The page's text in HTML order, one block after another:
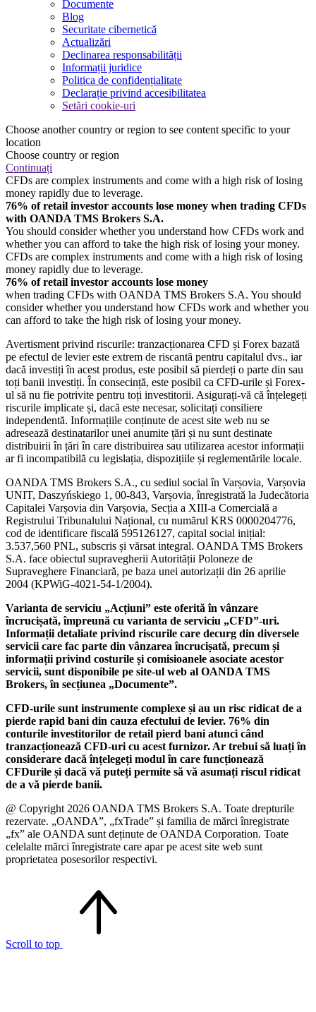
Documente
Blog
Securitate cibernetică
Actualizări
Declinarea responsabilității
Informații juridice
Politica de confidențialitate
Declarație privind accesibilitatea
Setări cookie-uri
Choose another country or region to see content specific to your
location
Choose country or region
Continuați
CFDs are complex instruments and come with a high risk of losing
money rapidly due to leverage.
76% of retail investor accounts lose money when trading CFDs
with OANDA TMS Brokers S.A.
You should consider whether you understand how CFDs work and
whether you can afford to take the high risk of losing your money.
CFDs are complex instruments and come with a high risk of losing
money rapidly due to leverage.
76% of retail investor accounts lose money
when trading CFDs with OANDA TMS Brokers S.A. You should
consider whether you understand how CFDs work and whether you
can afford to take the high risk of losing your money.
Avertisment privind riscurile: tranzacționarea CFD și Forex bazată
pe efectul de levier este extrem de riscantă pentru capitalul dvs., iar
dacă investiți în acest produs, este posibil să pierdeți o parte din sau
toți banii investiți. În consecință, este posibil ca CFD-urile și Forex-
ul să nu fie potrivite pentru toți investitorii. Asigurați-vă că înțelegeți
riscurile implicate și, dacă este necesar, solicitați consiliere
independentă. Informațiile conținute de acest site web nu se
adresează destinatarilor unei anumite țări și nu sunt destinate
distribuirii în țări în care distribuirea sau utilizarea acestor informații
ar fi incompatibilă cu legislația, dispozițiile și reglementările locale.
OANDA TMS Brokers S.A., cu sediul social în Varșovia, Varșovia
UNIT, Daszyńskiego 1, 00-843, Varșovia, înregistrată la Judecătoria
Capitalei Varșovia din Varșovia, Secția a XIII-a Comercială a
Registrului Tribunalului Național, cu numărul KRS 0000204776,
cod de identificare fiscală 595126127, capital social inițial:
3.537,560 PNL, subscris și vărsat integral. OANDA TMS Brokers
S.A. face obiectul supravegherii Autorității Poloneze de
Supraveghere Financiară, pe baza unei autorizații din 26 aprilie
2004 (KPWiG-4021-54-1/2004).
Varianta de serviciu „Acțiuni” este oferită în vânzare
încrucișată, împreună cu varianta de serviciu „CFD”-uri.
Informații detaliate privind riscurile care decurg din diversele
servicii care fac parte din vânzarea încrucișată, precum și
informații privind costurile și comisioanele asociate acestor
servicii, sunt disponibile pe site-ul web al OANDA TMS
Brokers, în secțiunea „Documente”.
CFD-urile sunt instrumente complexe și au un risc ridicat de a
pierde rapid bani din cauza efectului de levier. 76% din
conturile investitorilor de retail pierd bani atunci când
tranzacționează CFD-uri cu acest furnizor. Ar trebui să luați în
considerare dacă înțelegeți modul în care funcționează
CFDurile și dacă vă puteți permite să vă asumați riscul ridicat
de a vă pierde banii.
@ Copyright 2026 OANDA TMS Brokers S.A. Toate drepturile
rezervate. „OANDA”, „fxTrade” și familia de mărci înregistrate
„fx” ale OANDA sunt deținute de OANDA Corporation. Toate
celelalte mărci înregistrate care apar pe acest site web sunt
proprietatea posesorilor respectivi.
Scroll to top